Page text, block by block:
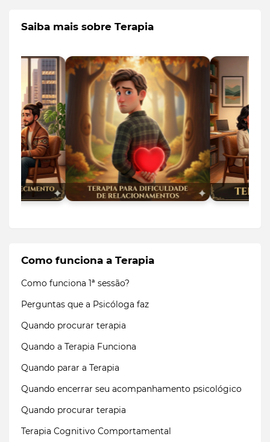
Saiba mais sobre Terapia
Como funciona a Terapia
Como funciona 1ª sessão?
Perguntas que a Psicóloga faz
Quando procurar terapia
Quando a Terapia Funciona
Quando parar a Terapia
Quando encerrar seu acompanhamento psicológico
Quando procurar terapia
Terapia Cognitivo Comportamental